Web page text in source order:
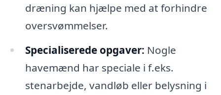
dræning kan hjælpe med at forhindre
oversvømmelser.
Specialiserede opgaver: Nogle
havemænd har speciale i f.eks.
stenarbejde, vandløb eller belysning i